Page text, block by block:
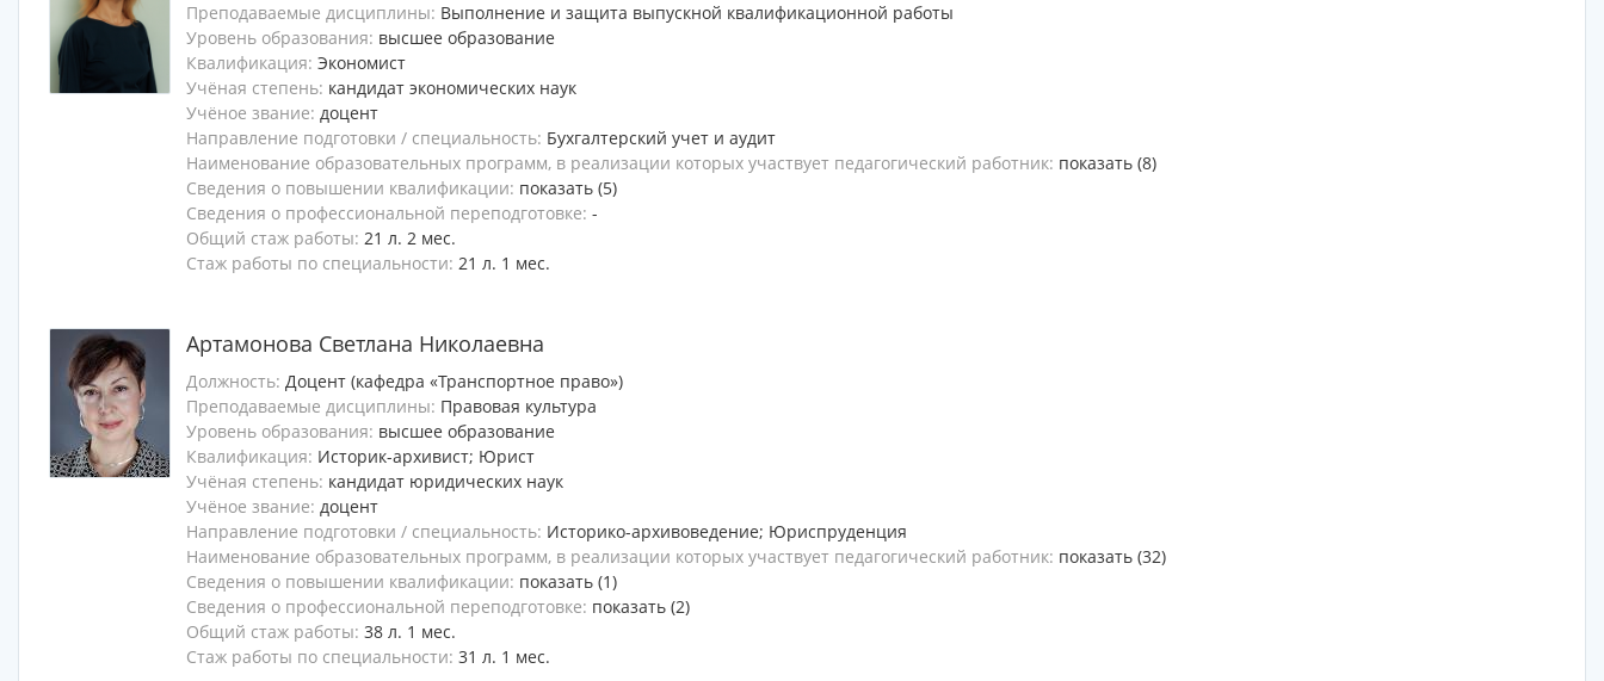
Преподаваемые дисциплины: Выполнение и защита выпускной квалификационной работы
Уровень образования: высшее образование
Квалификация: Экономист
Учёная степень: кандидат экономических наук
Учёное звание: доцент
Направление подготовки / специальность: Бухгалтерский учет и аудит
Наименование образовательных программ, в реализации которых участвует педагогический работник: показать (8)
Сведения о повышении квалификации: показать (5)
Сведения о профессиональной переподготовке: -
Общий стаж работы: 21 л. 2 мес.
Стаж работы по специальности: 21 л. 1 мес.
Артамонова Светлана Николаевна
Должность: Доцент (кафедра «Транспортное право»)
Преподаваемые дисциплины: Правовая культура
Уровень образования: высшее образование
Квалификация: Историк-архивист; Юрист
Учёная степень: кандидат юридических наук
Учёное звание: доцент
Направление подготовки / специальность: Историко-архивоведение; Юриспруденция
Наименование образовательных программ, в реализации которых участвует педагогический работник: показать (32)
Сведения о повышении квалификации: показать (1)
Сведения о профессиональной переподготовке: показать (2)
Общий стаж работы: 38 л. 1 мес.
Стаж работы по специальности: 31 л. 1 мес.